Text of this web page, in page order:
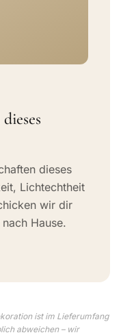
dieses
Lichtechtheit
wir dir
Hause.
ist im Lieferumfang
abweichen – wir